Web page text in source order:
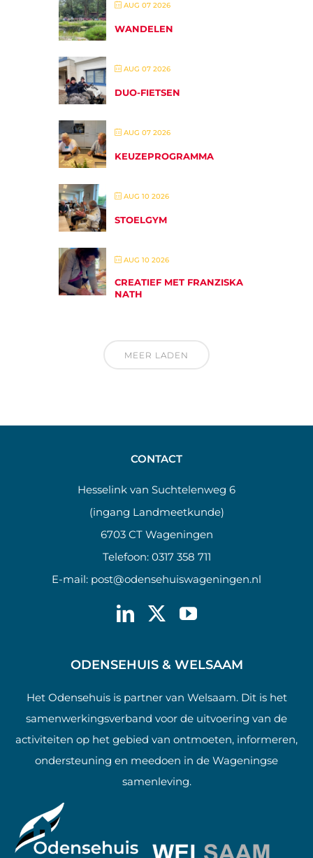
AUG 07 2026
WANDELEN
AUG 07 2026
DUO-FIETSEN
AUG 07 2026
KEUZEPROGRAMMA
AUG 10 2026
STOELGYM
AUG 10 2026
CREATIEF MET FRANZISKA
NATH
MEER LADEN
CONTACT
Hesselink van Suchtelenweg 6
(ingang Landmeetkunde)
6703 CT Wageningen
Telefoon: 0317 358 711
E-mail: post@odensehuiswageningen.nl
ODENSEHUIS & WELSAAM
Het Odensehuis is partner van Welsaam. Dit is het
samenwerkingsverband voor de uitvoering van de
activiteiten op het gebied van ontmoeten, informeren,
ondersteuning en meedoen in de Wageningse
samenleving.